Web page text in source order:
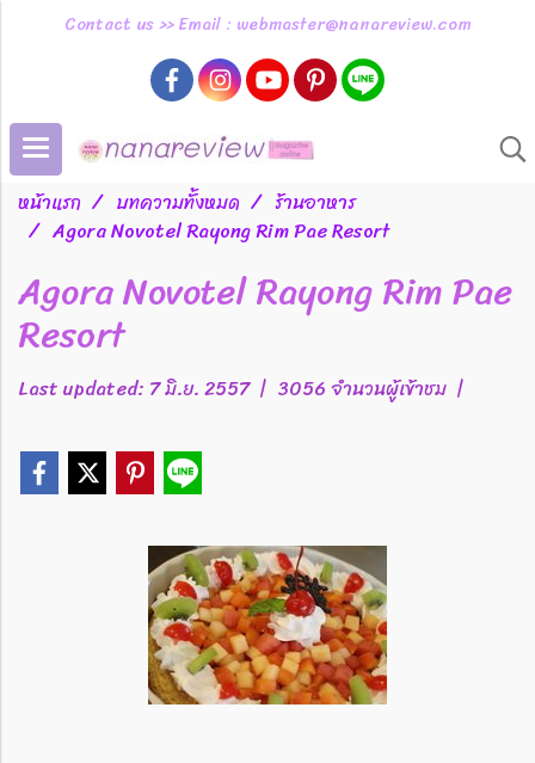
Contact us >> Email : webmaster@nanareview.com
หน้าแรก บทความทั้งหมด
ร้านอาหาร
Agora Novotel Rayong Rim Pae Resort
Agora Novotel Rayong Rim Pae
Resort
Last updated: 7 มิ.ย. 2557 | 3056 จำนวนผู้เข้าชม |